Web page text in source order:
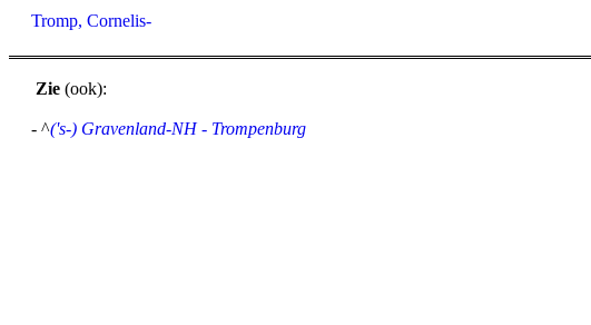
Tromp, Cornelis-
Zie (ook):
- ^('s-) Gravenland-NH - Trompenburg